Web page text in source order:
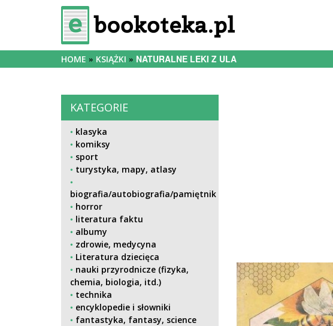
HOME KSIĄŻKI NATURALNE LEKI Z ULA
KATEGORIE
klasyka
komiksy
sport
turystyka, mapy, atlasy
biografia/autobiografia/pamiętnik
horror
literatura faktu
albumy
zdrowie, medycyna
Literatura dziecięca
nauki przyrodnicze (fizyka,
chemia, biologia, itd.)
technika
encyklopedie i słowniki
fantastyka, fantasy, science